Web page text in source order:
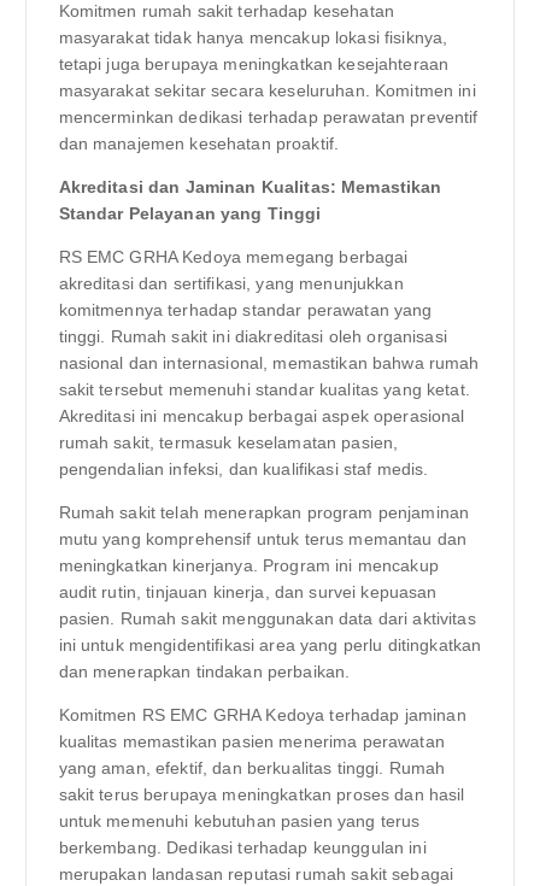
Komitmen rumah sakit terhadap kesehatan
masyarakat tidak hanya mencakup lokasi fisiknya,
tetapi juga berupaya meningkatkan kesejahteraan
masyarakat sekitar secara keseluruhan. Komitmen ini
mencerminkan dedikasi terhadap perawatan preventif
dan manajemen kesehatan proaktif.
Akreditasi dan Jaminan Kualitas: Memastikan
Standar Pelayanan yang Tinggi
RS EMC GRHA Kedoya memegang berbagai
akreditasi dan sertifikasi, yang menunjukkan
komitmennya terhadap standar perawatan yang
tinggi. Rumah sakit ini diakreditasi oleh organisasi
nasional dan internasional, memastikan bahwa rumah
sakit tersebut memenuhi standar kualitas yang ketat.
Akreditasi ini mencakup berbagai aspek operasional
rumah sakit, termasuk keselamatan pasien,
pengendalian infeksi, dan kualifikasi staf medis.
Rumah sakit telah menerapkan program penjaminan
mutu yang komprehensif untuk terus memantau dan
meningkatkan kinerjanya. Program ini mencakup
audit rutin, tinjauan kinerja, dan survei kepuasan
pasien. Rumah sakit menggunakan data dari aktivitas
ini untuk mengidentifikasi area yang perlu ditingkatkan
dan menerapkan tindakan perbaikan.
Komitmen RS EMC GRHA Kedoya terhadap jaminan
kualitas memastikan pasien menerima perawatan
yang aman, efektif, dan berkualitas tinggi. Rumah
sakit terus berupaya meningkatkan proses dan hasil
untuk memenuhi kebutuhan pasien yang terus
berkembang. Dedikasi terhadap keunggulan ini
merupakan landasan reputasi rumah sakit sebagai